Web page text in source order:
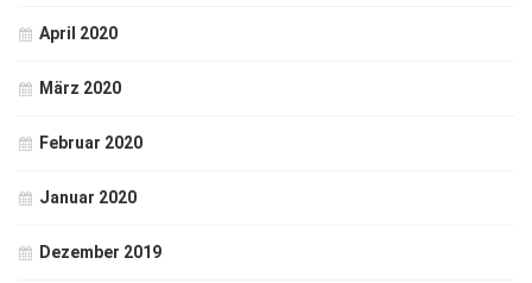
April 2020
März 2020
Februar 2020
Januar 2020
Dezember 2019